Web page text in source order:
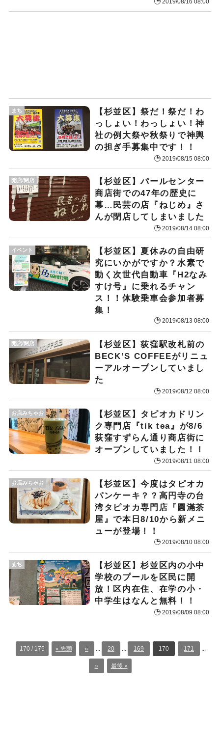
2019/08/16 08:00
【杉並区】祭だ！祭だ！わ
っしょい！わっしょい！神
社の例大祭や秋祭りで神輿
の担ぎ手募集中です！！
2019/08/15 08:00
まち
【杉並区】パールセンター
商店街での47年の歴史に
幕…民芸の店『ねじめ』さ
んが閉店してしまいました
2019/08/14 08:00
開店/閉店
【杉並区】夏休みの自由研
究にいかがですか？水素で
動く次世代自動車『H2なみ
すけ号』に乗れるチャン
ス！！体験乗車会参加者募
集！
2019/08/13 08:00
イベント
【杉並区】荻窪駅改札前の
BECK’S COFFEEがリニュ
ーアルオープンしていまし
た
2019/08/12 08:00
開店/閉店
【杉並区】タピオカドリン
ク専門店『tik tea』が8/6
荻窪すずらん通り商店街に
オープンしていました！！
2019/08/11 08:00
お店みちゃお
【杉並区】今度はタピオカ
パンケーキ？？高円寺の台
湾タピオカ専門店『圓滿茶
屋』で本日8/10から新メニ
ューが登場！！
2019/08/10 08:00
お店みちゃお
【杉並区】杉並区内の小中
学校のプールを区民に開
放！区内在住、在学の小・
中学生はなんと無料！！
2019/08/09 08:00
まち
170 / 175 « 先頭 « 20 169 170 171
» 最後 »